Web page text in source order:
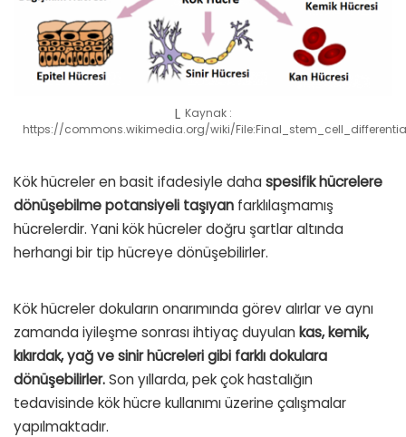
Kaynak :
https://commons.wikimedia.org/wiki/
Kök hücreler en basit ifadesiyle daha spesifik hücrelere
dönüşebilme potansiyeli taşıyan farklılaşmamış
hücrelerdir. Yani kök hücreler doğru şartlar altında
herhangi bir tip hücreye dönüşebilirler.
Kök hücreler dokuların onarımında görev alırlar ve aynı
zamanda iyileşme sonrası ihtiyaç duyulan kas, kemik,
kıkırdak, yağ ve sinir hücreleri gibi farklı dokulara
dönüşebilirler.Son yıllarda, pek çok hastalığın
tedavisinde kök hücre kullanımı üzerine çalışmalar
yapılmaktadır.